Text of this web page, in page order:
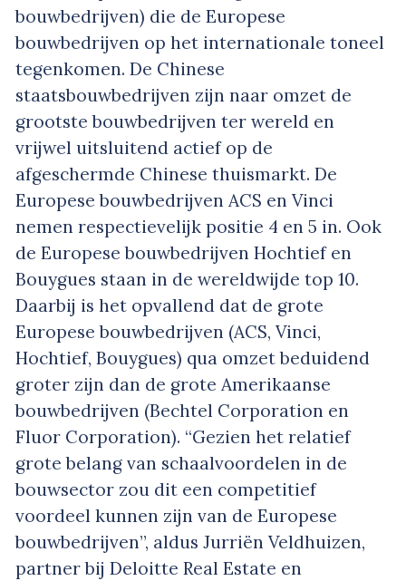
bouwbedrijven) die de Europese
bouwbedrijven op het internationale toneel
tegenkomen. De Chinese
staatsbouwbedrijven zijn naar omzet de
grootste bouwbedrijven ter wereld en
vrijwel uitsluitend actief op de
afgeschermde Chinese thuismarkt. De
Europese bouwbedrijven ACS en Vinci
nemen respectievelijk positie 4 en 5 in. Ook
de Europese bouwbedrijven Hochtief en
Bouygues staan in de wereldwijde top 10.
Daarbij is het opvallend dat de grote
Europese bouwbedrijven (ACS, Vinci,
Hochtief, Bouygues) qua omzet beduidend
groter zijn dan de grote Amerikaanse
bouwbedrijven (Bechtel Corporation en
Fluor Corporation). “Gezien het relatief
grote belang van schaalvoordelen in de
bouwsector zou dit een competitief
voordeel kunnen zijn van de Europese
bouwbedrijven”, aldus Jurriën Veldhuizen,
partner bij Deloitte Real Estate en